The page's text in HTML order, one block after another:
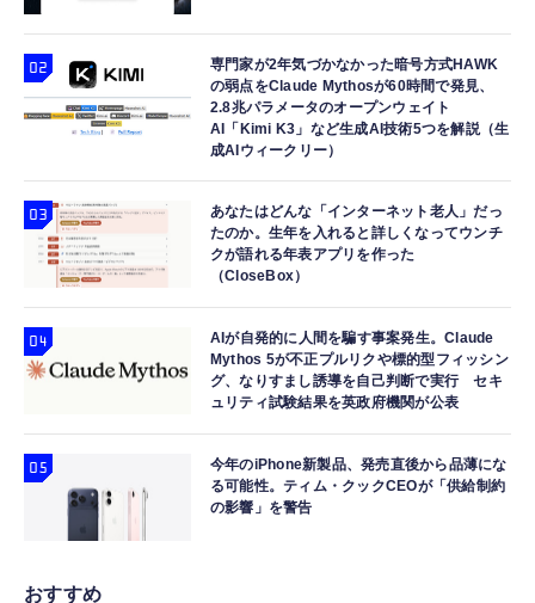
専門家が2年気づかなかった暗号方式HAWK
の弱点をClaude Mythosが60時間で発見、
2.8兆パラメータのオープンウェイト
AI「Kimi K3」など生成AI技術5つを解説（生
成AIウィークリー）
あなたはどんな「インターネット老人」だっ
たのか。生年を入れると詳しくなってウンチ
クが語れる年表アプリを作った
（CloseBox）
AIが自発的に人間を騙す事案発生。Claude
Mythos 5が不正プルリクや標的型フィッシン
グ、なりすまし誘導を自己判断で実行 セキ
ュリティ試験結果を英政府機関が公表
今年のiPhone新製品、発売直後から品薄にな
る可能性。ティム・クックCEOが「供給制約
の影響」を警告
おすすめ